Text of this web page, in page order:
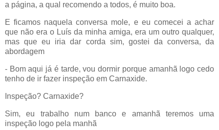
a página, a qual recomendo a todos, é muito boa.
E ficamos naquela conversa mole, e eu comecei a achar
que não era o Luís da minha amiga, era um outro qualquer,
mas que eu iria dar corda sim, gostei da conversa, da
abordagem
- Bom aqui já é tarde, vou dormir porque amanhã logo cedo
tenho de ir fazer inspeção em Carnaxide.
Inspeção? Carnaxide?
Sim, eu trabalho num banco e amanhã teremos uma
inspeção logo pela manhã